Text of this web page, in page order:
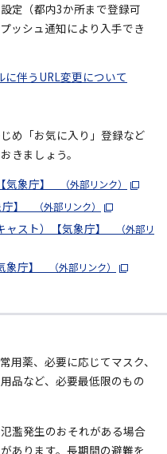
定（都内3か所まで登録可
ッシュ通知により入手でき
伴うURL変更について
め「お気に入り」登録など
きましょう。
象庁】
（外部リンク）
】 （外部リンク）
スト）【気象庁】
（外部リ
庁】 （外部リンク）
用薬、必要に応じてマスク、
品など、必要最低限のもの
濫発生のおそれがある場合
あります。長期間の避難を